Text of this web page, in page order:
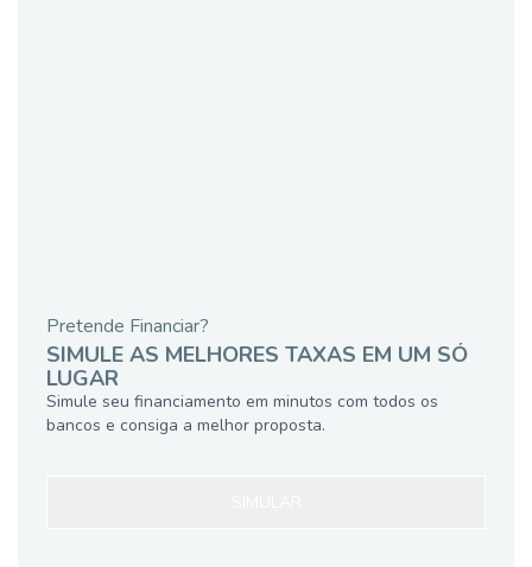
Pretende Financiar?
SIMULE AS MELHORES TAXAS EM UM SÓ
LUGAR
Simule seu financiamento em minutos com todos os
bancos e consiga a melhor proposta.